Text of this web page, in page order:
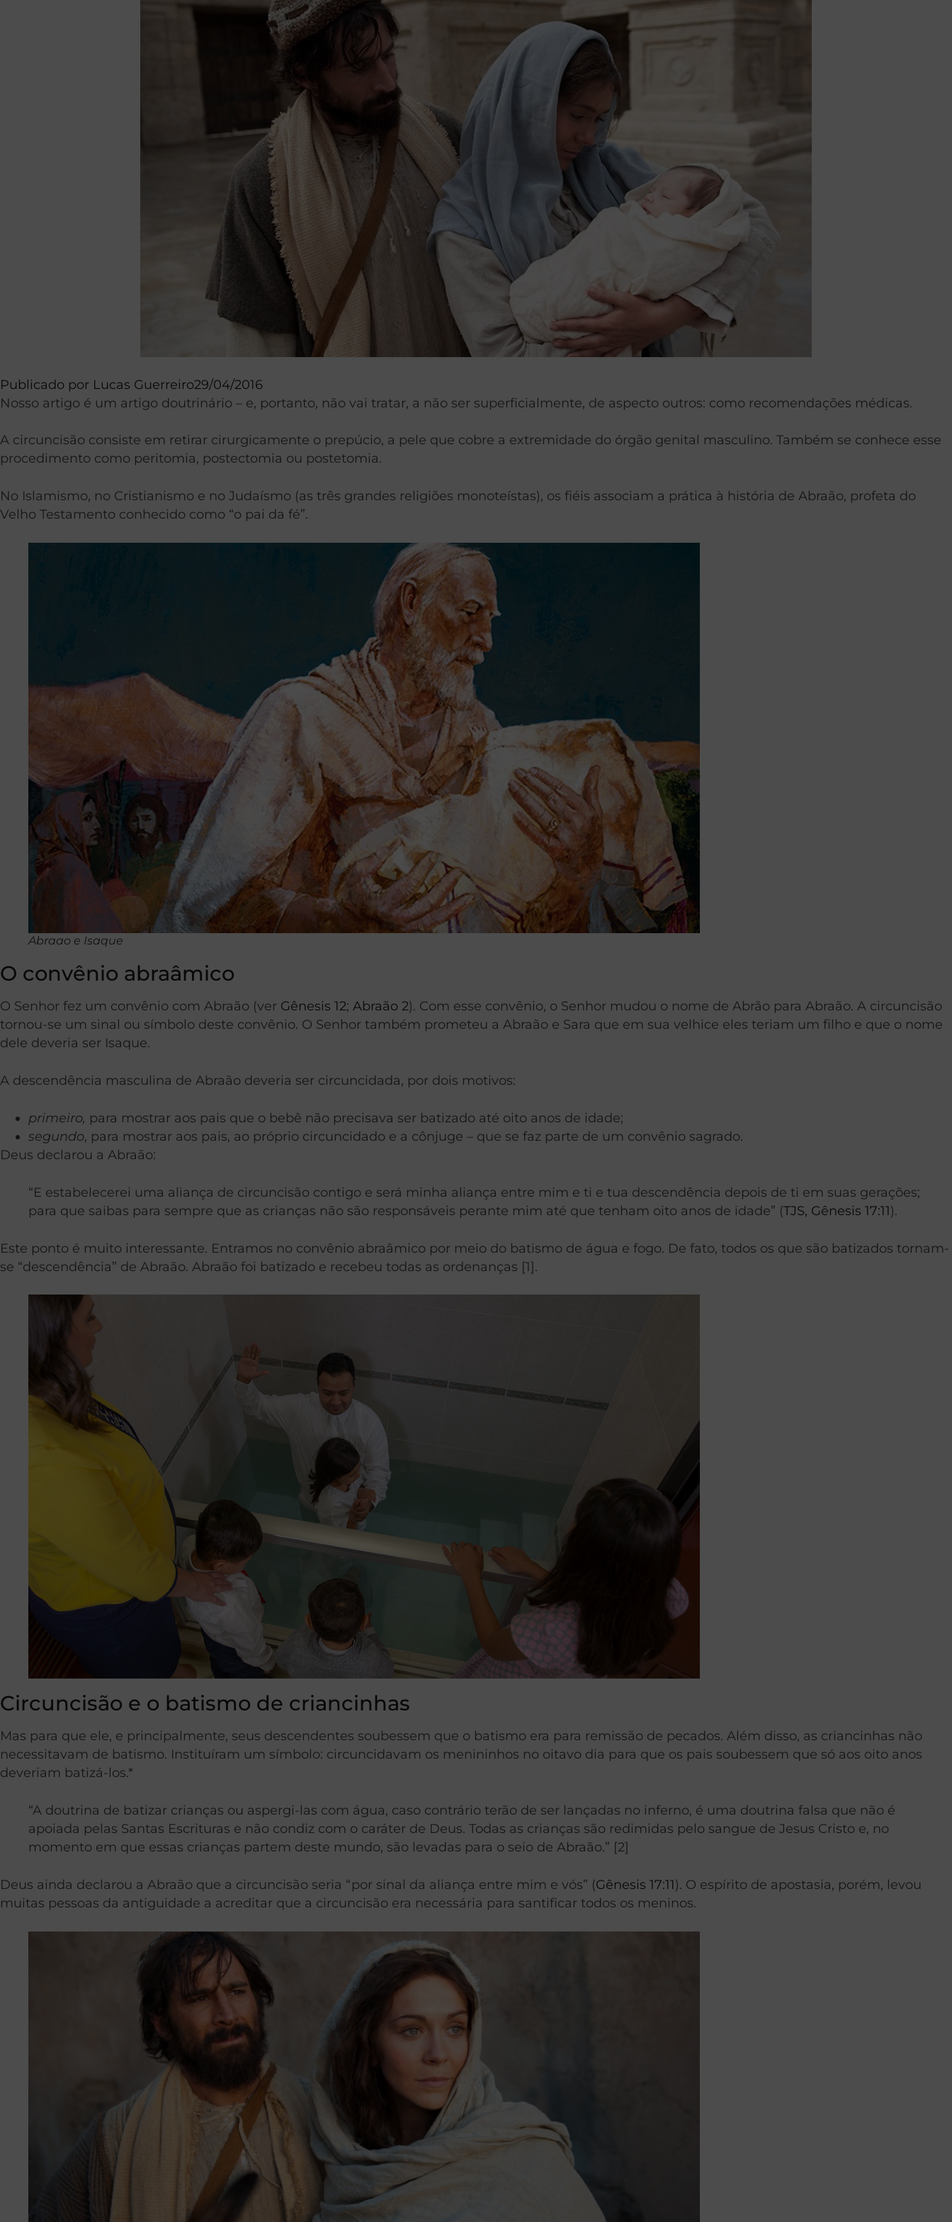
Publicado por Lucas Guerreiro29/04/2016
Nosso artigo é um artigo doutrinário – e, portanto, não vai tratar, a não ser superficialmente, de aspecto outros: como recomendações médicas.
A circuncisão consiste em retirar cirurgicamente o prepúcio, a pele que cobre a extremidade do órgão genital masculino. Também se conhece esse
procedimento como peritomia, postectomia ou postetomia.
No Islamismo, no Cristianismo e no Judaísmo (as três grandes religiões monoteístas), os fiéis associam a prática à história de Abraão, profeta do
Velho Testamento conhecido como “o pai da fé”.
Abraao e Isaque
O convênio abraâmico
O Senhor fez um convênio com Abraão (ver Gênesis 12; Abraão 2). Com esse convênio, o Senhor mudou o nome de Abrão para Abraão. A circuncisão
tornou-se um sinal ou símbolo deste convênio. O Senhor também prometeu a Abraão e Sara que em sua velhice eles teriam um filho e que o nome
dele deveria ser Isaque.
A descendência masculina de Abraão deveria ser circuncidada, por dois motivos:
primeiro, para mostrar aos pais que o bebê não precisava ser batizado até oito anos de idade;
segundo, para mostrar aos pais, ao próprio circuncidado e a cônjuge – que se faz parte de um convênio sagrado.
Deus declarou a Abraão:
“E estabelecerei uma aliança de circuncisão contigo e será minha aliança entre mim e ti e tua descendência depois de ti em suas gerações;
para que saibas para sempre que as crianças não são responsáveis perante mim até que tenham oito anos de idade” (TJS, Gênesis 17:11).
Este ponto é muito interessante. Entramos no convênio abraâmico por meio do batismo de água e fogo. De fato, todos os que são batizados tornam-
se “descendência” de Abraão. Abraão foi batizado e recebeu todas as ordenanças [1].
Circuncisão e o batismo de criancinhas
Mas para que ele, e principalmente, seus descendentes soubessem que o batismo era para remissão de pecados. Além disso, as criancinhas não
necessitavam de batismo. Instituíram um símbolo: circuncidavam os menininhos no oitavo dia para que os pais soubessem que só aos oito anos
deveriam batizá-los.*
“A doutrina de batizar crianças ou aspergi-las com água, caso contrário terão de ser lançadas no inferno, é uma doutrina falsa que não é
apoiada pelas Santas Escrituras e não condiz com o caráter de Deus. Todas as crianças são redimidas pelo sangue de Jesus Cristo e, no
momento em que essas crianças partem deste mundo, são levadas para o seio de Abraão.” [2]
Deus ainda declarou a Abraão que a circuncisão seria “por sinal da aliança entre mim e vós” (Gênesis 17:11). O espírito de apostasia, porém, levou
muitas pessoas da antiguidade a acreditar que a circuncisão era necessária para santificar todos os meninos.